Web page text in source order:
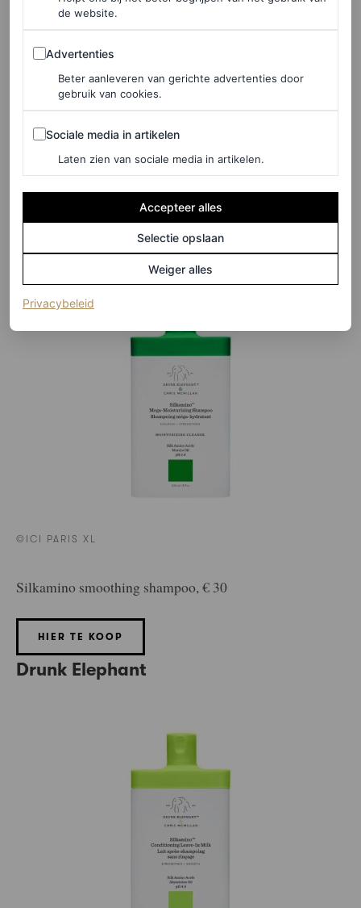
©LOOKFANTASTIC
Night recovery oil, € 25,95
Drunk Elephant
©ICI PARIS XL
Silkamino smoothing shampoo, € 30
HIER TE KOOP
Drunk Elephant
de website.
Advertenties
Advertenties
Beter aanleveren van gerichte advertenties door
gebruik van cookies.
Sociale media in artikelen
Sociale media in artikelen
Laten zien van sociale media in artikelen.
Accepteer alles
Selectie opslaan
Weiger alles
Privacybeleid